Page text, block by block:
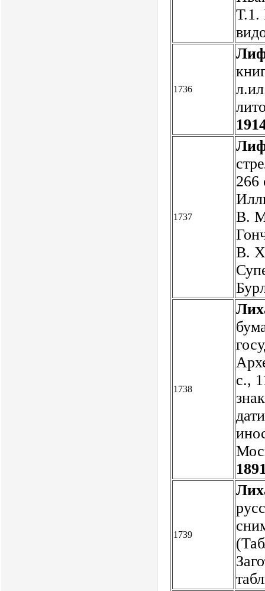
Т.1.
1736
1737
266
В.
В.
1738
с.,
1739